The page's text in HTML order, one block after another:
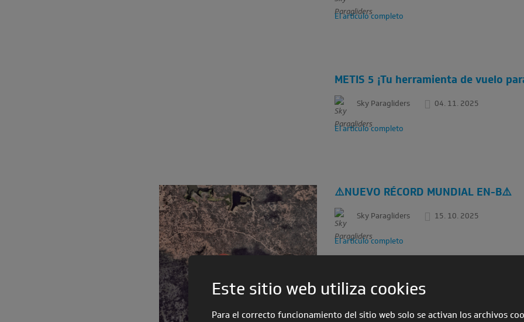
El artículo completo
METIS 5 ¡Tu herramienta de vuelo
Sky Paragliders 04. 11. 2025
El artículo completo
⚠️NUEVO RÉCORD MUNDIAL EN-B⚠️
Sky Paragliders 15. 10. 2025
El artículo completo
Este sitio web utiliza cookies
Para el correcto funcionamiento del sitio web solo se activan los archivos